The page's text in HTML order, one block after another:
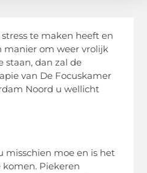
te maken heeft en
manier om weer vrolijk
staan, dan zal de
van De Focuskamer
Noord u wellicht
moe en is het
Piekeren